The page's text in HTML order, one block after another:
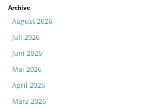
Archive
August 2026
Juli 2026
Juni 2026
Mai 2026
April 2026
März 2026